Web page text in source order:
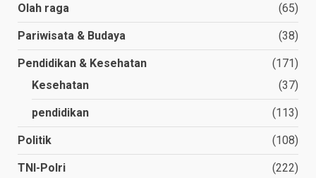
Olah raga (65)
Pariwisata & Budaya (38)
Pendidikan & Kesehatan
(171)
Kesehatan
(37)
pendidikan (113)
Politik (108)
TNI-Polri (222)